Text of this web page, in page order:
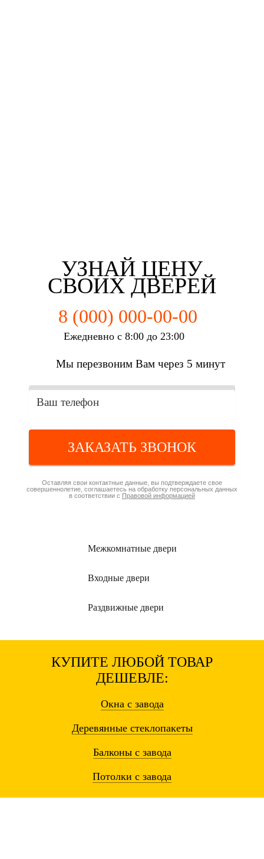
УЗНАЙ ЦЕНУ
СВОИХ ДВЕРЕЙ
8 (000) 000-00-00
Ежедневно с 8:00 до 23:00
Мы перезвоним Вам через 5 минут
ЗАКАЗАТЬ ЗВОНОК
Оставляя свои контактные данные, вы подтверждаете свое
совершеннолетие, соглашаетесь на обработку персональных данных
в соответствии с Правовой информацией
Межкомнатные двери
Входные двери
Раздвижные двери
КУПИТЕ ЛЮБОЙ ТОВАР
ДЕШЕВЛЕ:
Окнас завода
Деревянные стеклопакеты
Балконы с завода
Потолки с завода